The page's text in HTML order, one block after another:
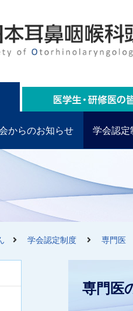
からのお知らせ 学会認定
学会認定制度 専門医
専門医